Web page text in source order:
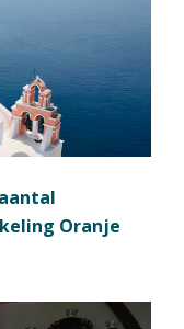
Oranje